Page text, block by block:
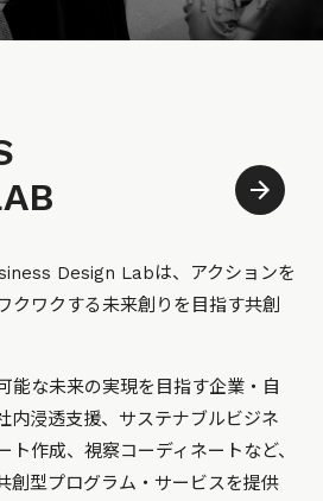
Design Labは、アクションを
クワクする未来創りを目指す共創
能な未来の実現を目指す企業・自
内浸透支援、サステナブルビジネ
ト作成、視察コーディネートなど、
創型プログラム・サービスを提供